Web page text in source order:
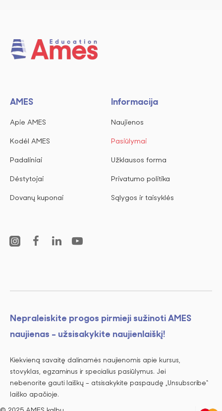
AMES
Apie AMES
Kodėl AMES
Padaliniai
Dėstytojai
Dovanų kuponai
Informacija
Naujienos
Pasiūlymai
Užklausos forma
Privatumo politika
Sąlygos ir taisyklės
Nepraleiskite progos pirmieji sužinoti AMES
naujienas - užsisakykite naujienlaiškį!
Kiekvieną savaitę dalinamės naujienomis apie kursus,
stovyklas, egzaminus ir specialius pasiūlymus. Jei
nebenorite gauti laiškų – atsisakykite paspaudę „Unsubscribe“
laiško apačioje.